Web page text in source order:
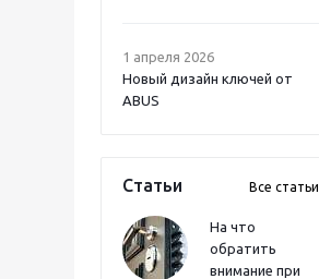
1 апреля 2026
Новый дизайн ключей от
ABUS
Статьи Все статьи
На что
обратить
внимание при